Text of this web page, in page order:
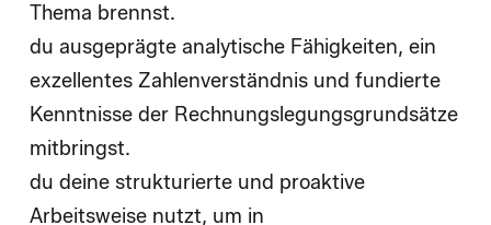
Thema brennst.
du ausgeprägte analytische Fähigkeiten, ein
exzellentes Zahlenverständnis und fundierte
Kenntnisse der Rechnungslegungsgrundsätze
mitbringst.
du deine strukturierte und proaktive
Arbeitsweise nutzt, um in